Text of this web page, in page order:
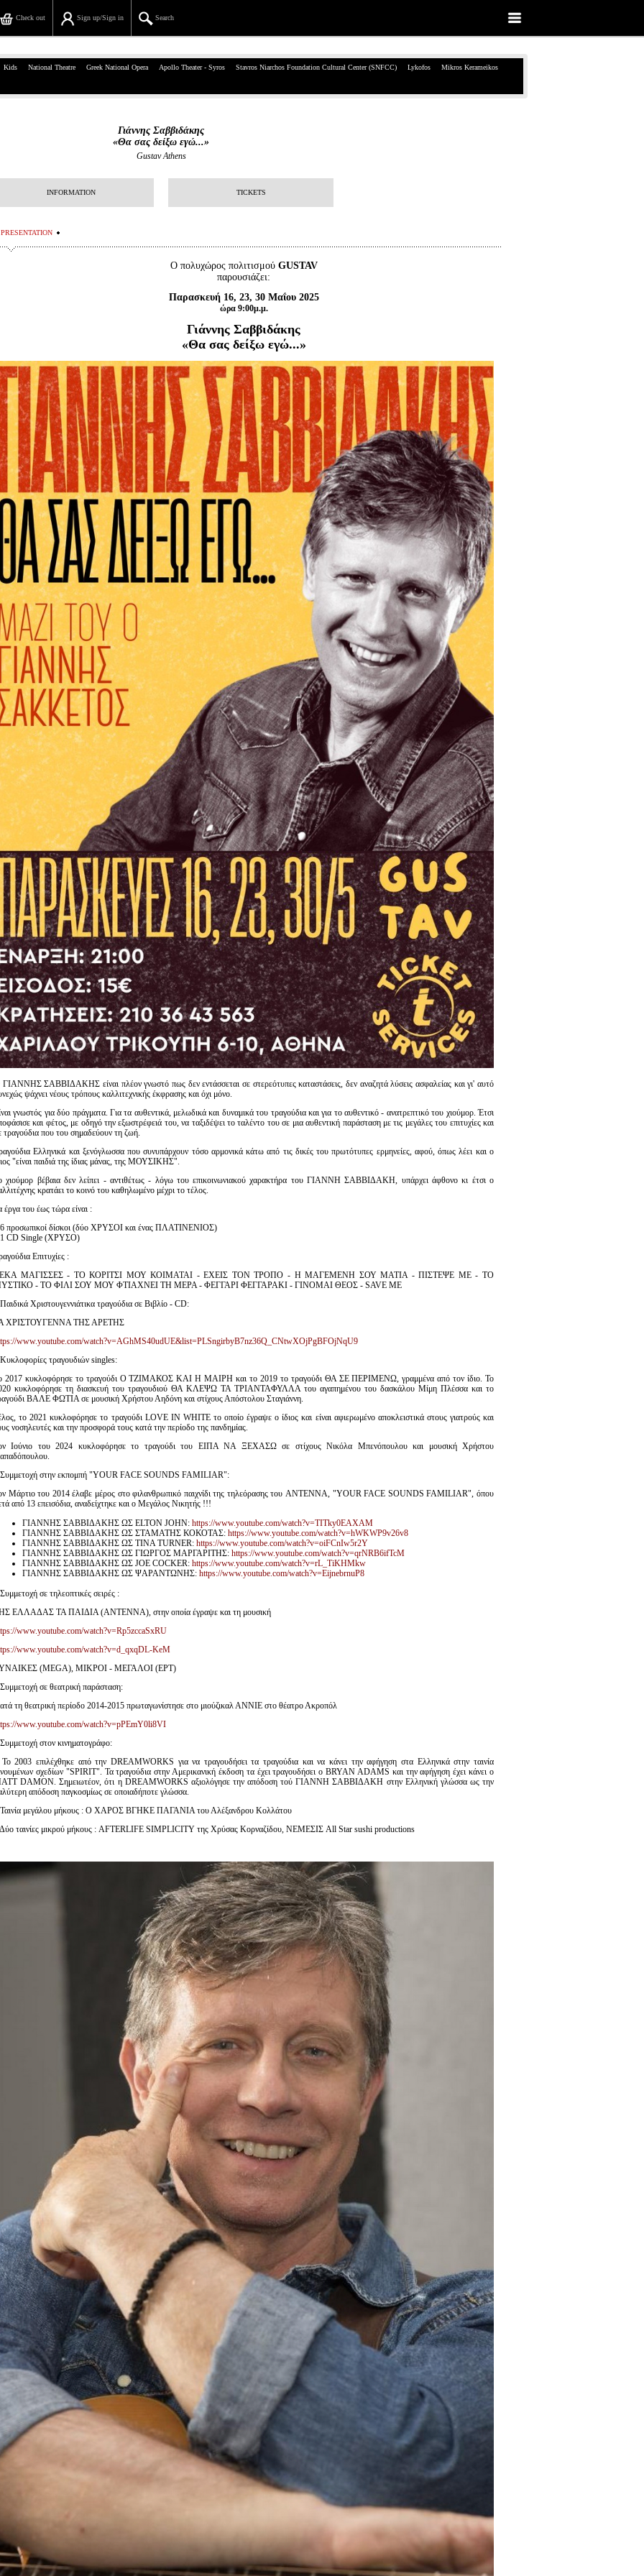
Search
Sign up/Sign in
Check out
39, Panepistimiou Str, Athens
Sign up/Sign in
Check out
Kids National Theatre Greek National Opera Apollo Theater - Syros Stavros Niarchos Foundation Cultural Center (SNFCC) Lykofos Mikros Kerameikos
Γιάννης Σαββιδάκης
«Θα σας δείξω εγώ...»
Gustav Athens
INFORMATION TICKETS
PRESENTATION
Ο πολυχώρος πολιτισμού GUSTAV
παρουσιάζει:
Παρασκευή 16, 23, 30 Μαΐου 2025
ώρα 9:00μ.μ.
Γιάννης Σαββιδάκης
«Θα σας δείξω εγώ...»
ΣΑΒΒΙΔΑΚΗΣ είναι πλέον γνωστό πως δεν εντάσσεται σε στερεότυπες καταστάσεις, δεν αναζητά λύσεις ασφαλείας και γι' αυτό
ψάχνει νέους τρόπους καλλιτεχνικής έκφρασης και όχι μόνο.
γνωστός για δύο πράγματα. Για τα αυθεντικά, μελωδικά και δυναμικά του τραγούδια και για το αυθεντικό - ανατρεπτικό του χιούμορ. Έτσι
και φέτος, με οδηγό την εξωστρέφειά του, να ταξιδέψει το ταλέντο του σε μια αυθεντική παράσταση με τις μεγάλες του επιτυχίες και
τραγούδια που του σημαδεύουν τη ζωή.
Ελληνικά και ξενόγλωσσα που συνυπάρχουν τόσο αρμονικά κάτω από τις δικές του πρωτότυπες ερμηνείες, αφού, όπως λέει και ο
"είναι παιδιά της ίδιας μάνας, της ΜΟΥΣΙΚΗΣ".
χιούμορ βέβαια δεν λείπει - αντιθέτως - λόγω του επικοινωνιακού χαρακτήρα του ΓΙΑΝΝΗ ΣΑΒΒΙΔΑΚΗ, υπάρχει άφθονο κι έτσι ο
κρατάει το κοινό του καθηλωμένο μέχρι το τέλος.
έργα του έως τώρα είναι :
προσωπικοί δίσκοι (δύο ΧΡΥΣΟΙ και ένας ΠΛΑΤΙΝΕΝΙΟΣ)
CD Single (ΧΡΥΣΟ)
Επιτυχίες :
ΜΑΓΙΣΣΕΣ - ΤΟ ΚΟΡΙΤΣΙ ΜΟΥ ΚΟΙΜΑΤΑΙ - ΕΧΕΙΣ ΤΟΝ ΤΡΟΠΟ - Η ΜΑΓΕΜΕΝΗ ΣΟΥ ΜΑΤΙΑ - ΠΙΣΤΕΨΕ ΜΕ - ΤΟ
- ΤΟ ΦΙΛΙ ΣΟΥ ΜΟΥ ΦΤΙΑΧΝΕΙ ΤΗ ΜΕΡΑ - ΦΕΓΓΑΡΙ ΦΕΓΓΑΡΑΚΙ - ΓΙΝΟΜΑΙ ΘΕΟΣ - SAVE ME
Χριστουγεννιάτικα τραγούδια σε Βιβλίο - CD:
ΧΡΙΣΤΟΥΓΕΝΝΑ ΤΗΣ ΑΡΕΤΗΣ
www.youtube.com/watch?v=AGhMS40udUE&list=PLSngirbyB7nz36Q_CNtwXOjPgBFOjNqU9
τραγουδιών singles:
2017 κυκλοφόρησε το τραγούδι O ΤΖΙΜΑΚΟΣ ΚΑΙ Η ΜΑΙΡΗ και το 2019 το τραγούδι ΘΑ ΣΕ ΠΕΡΙΜΕΝΩ, γραμμένα από τον ίδιο. Το
κυκλοφόρησε τη διασκευή του τραγουδιού ΘΑ ΚΛΕΨΩ ΤΑ ΤΡΙΑΝΤΑΦΥΛΛΑ του αγαπημένου του δασκάλου Μίμη Πλέσσα και το
ΒΑΛΕ ΦΩΤΙΑ σε μουσική Χρήστου Αηδόνη και στίχους Απόστολου Σταγιάννη.
το 2021 κυκλοφόρησε το τραγούδι LOVE IN WHITE το οποίο έγραψε ο ίδιος και είναι αφιερωμένο αποκλειστικά στους γιατρούς και
νοσηλευτές και την προσφορά τους κατά την περίοδο της πανδημίας.
Ιούνιο του 2024 κυκλοφόρησε το τραγούδι του ΕΙΠΑ ΝΑ ΞΕΧΑΣΩ σε στίχους Νικόλα Μπενόπουλου και μουσική Χρήστου
στην εκπομπή "YOUR FACE SOUNDS FAMILIAR":
Μάρτιο του 2014 έλαβε μέρος στο φιλανθρωπικό παιχνίδι της τηλεόρασης του ANTENNA, "YOUR FACE SOUNDS FAMILIAR", όπου
από 13 επεισόδια, αναδείχτηκε και ο Μεγάλος Νικητής !!!
ΓΙΑΝΝΗΣ ΣΑΒΒΙΔΑΚΗΣ ΩΣ ELTON JOHN: https://www.youtube.com/watch?v=TITky0EAXAM
ΓΙΑΝΝΗΣ ΣΑΒΒΙΔΑΚΗΣ ΩΣ ΣΤΑΜΑΤΗΣ ΚΟΚΟΤΑΣ: https://www.youtube.com/watch?v=hWKWP9v26v8
ΓΙΑΝΝΗΣ ΣΑΒΒΙΔΑΚΗΣ ΩΣ TINA TURNER: https://www.youtube.com/watch?v=oiFCnIw5r2Y
ΓΙΑΝΝΗΣ ΣΑΒΒΙΔΑΚΗΣ ΩΣ ΓΙΩΡΓΟΣ ΜΑΡΓΑΡΙΤΗΣ: https://www.youtube.com/watch?v=qrNRB6ifTcM
ΓΙΑΝΝΗΣ ΣΑΒΒΙΔΑΚΗΣ ΩΣ JOE COCKER: https://www.youtube.com/watch?v=rL_TiKHMkw
ΓΙΑΝΝΗΣ ΣΑΒΒΙΔΑΚΗΣ ΩΣ ΨΑΡΑΝΤΩΝΗΣ: https://www.youtube.com/watch?v=EijnebrnuP8
σε τηλεοπτικές σειρές :
ΕΛΛΑΔΑΣ ΤΑ ΠΑΙΔΙΑ (ΑΝΤΕΝΝΑ), στην οποία έγραψε και τη μουσική
www.youtube.com/watch?v=Rp5zccaSxRU
www.youtube.com/watch?v=d_qxqDL-KeM
(ΜΕGΑ), ΜΙΚΡΟΙ - ΜΕΓΑΛΟΙ (ΕΡΤ)
σε θεατρική παράσταση:
τη θεατρική περίοδο 2014-2015 πρωταγωνίστησε στο μιούζικαλ ΑΝΝΙΕ στο θέατρο Ακροπόλ
www.youtube.com/watch?v=pPEmY0li8VI
στον κινηματογράφο:
2003 επιλέχθηκε από την DREAMWORKS για να τραγουδήσει τα τραγούδια και να κάνει την αφήγηση στα Ελληνικά στην ταινία
σχεδίων "SPIRIT". Τα τραγούδια στην Αμερικανική έκδοση τα έχει τραγουδήσει ο BRYAN ADAMS και την αφήγηση έχει κάνει ο
DAMON. Σημειωτέον, ότι η DREAMWORKS αξιολόγησε την απόδοση τού ΓΙΑΝΝΗ ΣΑΒΒΙΔΑΚΗ στην Ελληνική γλώσσα ως την
απόδοση παγκοσμίως σε οποιαδήποτε γλώσσα.
μεγάλου μήκους : Ο ΧΑΡΟΣ ΒΓΗΚΕ ΠΑΓΑΝΙΑ του Αλέξανδρου Κολλάτου
ταινίες μικρού μήκους : AFTERLIFE SIMPLICITY της Χρύσας Κορναζίδου, ΝΕΜΕΣΙΣ All Star sushi productions